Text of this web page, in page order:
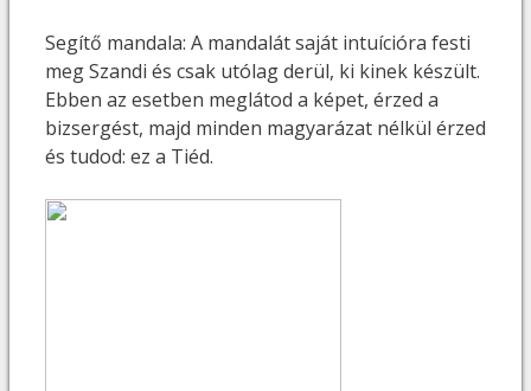
Segítő mandala: A mandalát saját intuícióra festi
meg Szandi és csak utólag derül, ki kinek készült.
Ebben az esetben meglátod a képet, érzed a
bizsergést, majd minden magyarázat nélkül érzed
és tudod: ez a Tiéd.